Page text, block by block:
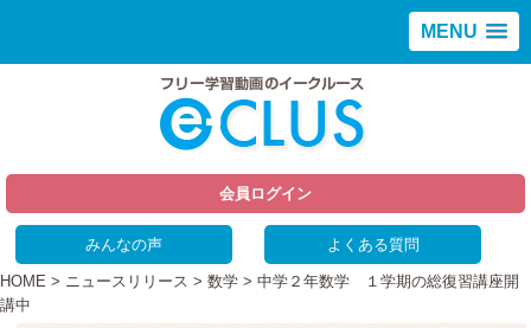
MENU
会員ログイン
みんなの声 よくある質問
HOME > ニュースリリース > 数学 > 中学２年数学 １学期の総復習講座開
講中